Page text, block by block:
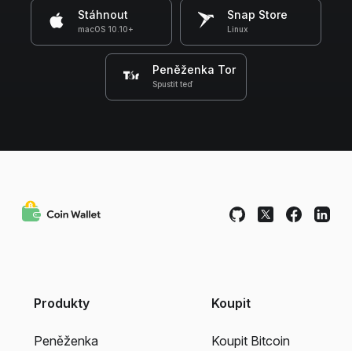
Stáhnout
macOS 10.10+
Snap Store
Linux
Peněženka Tor
Spustit teď
Produkty
Peněženka
Koupit
Koupit Bitcoin